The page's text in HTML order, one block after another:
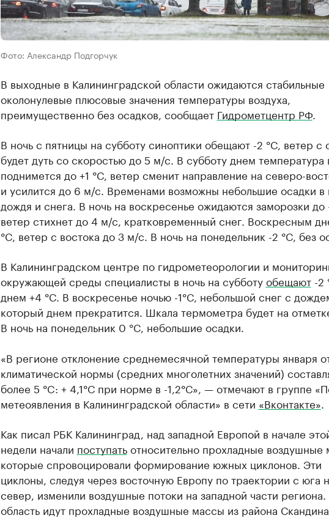
Фото: Александр Подгорчук
В выходные в Калининградской области ожидаются стабильные
околонулевые плюсовые значения температуры воздуха,
преимущественно без осадков, сообщает Гидрометцентр РФ.
В ночь с пятницы на субботу синоптики обещают -2 °C, ветер с
будет дуть со скоростью до 5 м/с. В субботу днем температура
поднимется до +1 °C, ветер сменит направление на северо-
и усилится до 6 м/с. Временами возможны небольшие осадки в
дождя и снега. В ночь на воскресенье ожидаются заморозки до -
ветер стихнет до 4 м/с, кратковременный снег. Воскресным
°C, ветер с востока до 3 м/с. В ночь на понедельник -2 °C, без
В Калининградском центре по гидрометеорологии и
окружающей среды специалисты в ночь на субботуобещают-2
днем +4 °C. В воскресенье ночью -1°C, небольшой снег с
который днем прекратится. Шкала термометра будет на
В ночь на понедельник 0 °C, небольшие осадки.
«В регионе отклонение среднемесячной температуры января
климатической нормы (средних многолетних значений)
более 5 °C: + 4,1°С при норме в -1,2°С», — отмечают в группе
метеоявления в Калининградской области» в сети «Вконтакте»
Как писал РБК Калининград, над западной Европой в начале
недели начали поступатьотносительно прохладные воздушные
которые спровоцировали формирование южных циклонов. Эти
циклоны, следуя через восточную Европу по траектории с юга
север, изменили воздушные потоки на западной части региона.
область идут прохладные воздушные массы из района